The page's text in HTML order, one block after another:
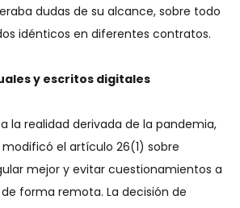
dudas de su alcance, sobre todo
idénticos en diferentes contratos.
y escritos digitales
la realidad derivada de la pandemia,
modificó el artículo 26(1) sobre
mejor y evitar cuestionamientos a
forma remota. La decisión de